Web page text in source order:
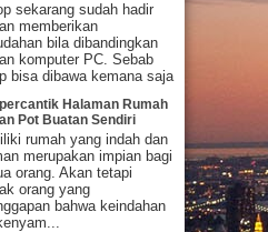
sekarang sudah hadir
memberikan
bila dibandingkan
komputer PC. Sebab
bisa dibawa kemana saja
Halaman Rumah
Pot Buatan Sendiri
rumah yang indah dan
merupakan impian bagi
orang. Akan tetapi
orang yang
bahwa keindahan